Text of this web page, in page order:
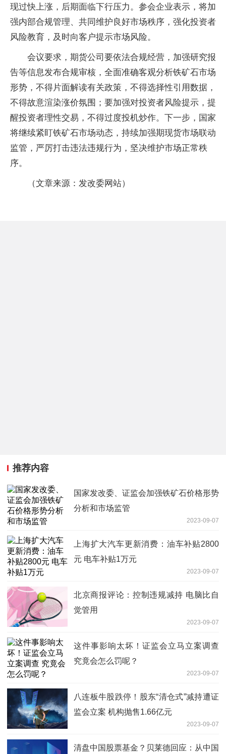
现过快上涨，后期面临下行压力。参会企业表示，将加
强内部合规管理、共同维护良好市场秩序，强化投资者
风险教育，及时向客户提示市场风险。
会议要求，期货公司要依法合规经营，加强研究报
告等信息发布合规审核，全面准确客观分析铁矿石市场
形势，不得片面解读有关政策，不得选择性引用数据，
不得故意渲染涨价氛围；要加强对投资者风险提示，提
醒投资者理性交易，不得过度投机炒作。下一步，国家
将继续紧盯铁矿石市场动态，持续加强期现货市场联动
监管，严厉打击违法违规行为，坚决维护市场正常秩
序。
（文章来源：发改委网站）
推荐内容
国家发改委、证监会加强铁矿石价格形势
分析和市场监管
2023-09-07
上海扩大汽车更新消费：油车补贴2800
元 电车补贴1万元
2023-09-07
北京商报评论：控制违规减持 电脑比自
觉管用
2023-09-07
这件事影响太坏！证监会立马立案调查
究竟会怎么罚呢？
2023-09-07
八连板牛股跌停！股东“清仓式”减持遭证
监会立案 机构抛售1.66亿元
2023-09-07
清盘中国股票基金？贝莱德回应：从中国